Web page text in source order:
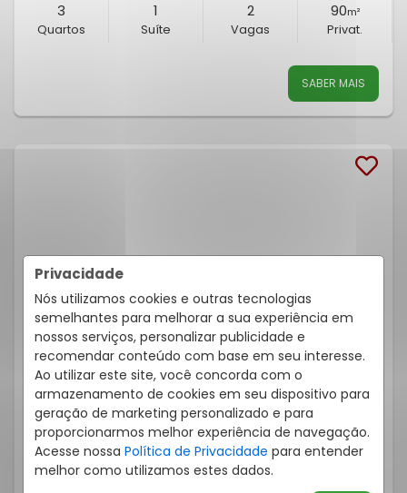
Privacidade
Nós utilizamos cookies e outras tecnologias
semelhantes para melhorar a sua experiência em
nossos serviços, personalizar publicidade e
recomendar conteúdo com base em seu interesse.
Ao utilizar este site, você concorda com o
armazenamento de cookies em seu dispositivo para
geração de marketing personalizado e para
proporcionarmos melhor experiência de navegação.
Acesse nossa Política de Privacidade para entender
melhor como utilizamos estes dados.
3
Quartos
1
Suíte
2
Vagas
90m²
Privat.
SABER MAIS
SOBRADO 3 QUARTOS PINHEIRINHO 111M²
Rua Joaquim Ferreira Bello, 140, Pinheirinho - Curitiba/PR
Rd
Cód.:
633001994
Venda
R$ 780.000,00